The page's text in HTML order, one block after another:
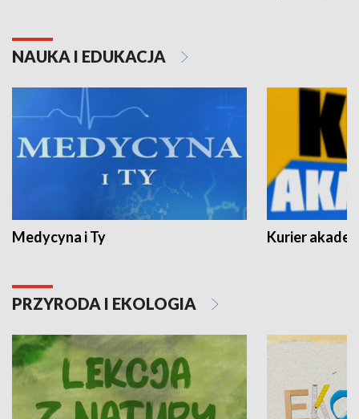
NAUKA I EDUKACJA
Medycyna i Ty Kurier
PRZYRODA I EKOLOGIA